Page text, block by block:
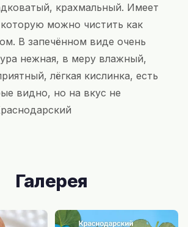
крахмальный. Имеет
можно чистить как
В запечённом виде очень
нежная, в меру влажный,
лёгкая кислинка, есть
видно, но на вкус не
Галерея